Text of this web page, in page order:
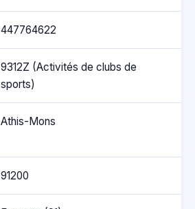
447764622
9312Z (Activités de clubs de
sports)
Athis-Mons
91200